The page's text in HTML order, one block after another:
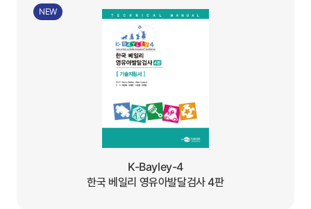
NEW
K-Bayley-4
한국 베일리 영유아발달검사 4판